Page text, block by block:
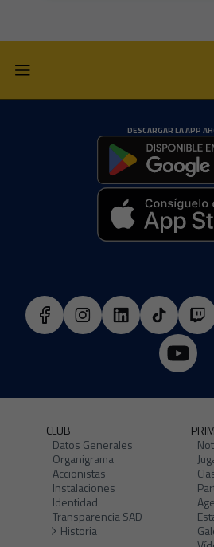
DESCARGAR LA APP
CLUB
Datos Generales
Organigrama
Accionistas
Instalaciones
Identidad
Transparencia SAD
Historia